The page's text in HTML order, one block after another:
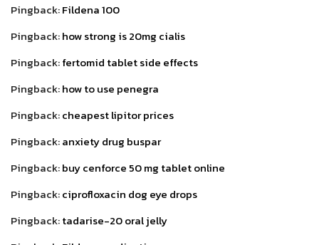
Pingback:Fildena 100
Pingback:how strong is 20mg cialis
Pingback:fertomid tablet side effects
Pingback:how to use penegra
Pingback:cheapest lipitor prices
Pingback:anxiety drug buspar
Pingback:buy cenforce 50 mg tablet online
Pingback:ciprofloxacin dog eye drops
Pingback:tadarise-20 oral jelly